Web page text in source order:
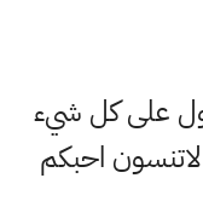
على كل شيء
احبكم